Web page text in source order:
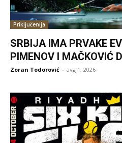
Priključenija
SRBIJA IMA PRVAKE
PIMENOV I MAČKOVIĆ
Zoran Todorović - avg 1, 2026